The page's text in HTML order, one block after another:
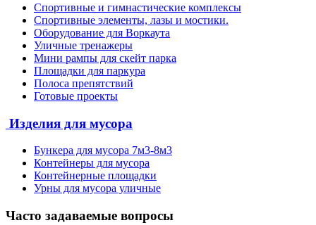
Спортивные и гимнастические комплексы
Спортивные элементы, лазы и мостики.
Оборудование для Воркаута
Уличные тренажеры
Мини рампы для скейт парка
Площадки для паркура
Полоса препятствий
Готовые проекты
Изделия для мусора
Бункера для мусора 7м3-8м3
Контейнеры для мусора
Контейнерные площадки
Урны для мусора уличные
Часто задаваемые вопросы